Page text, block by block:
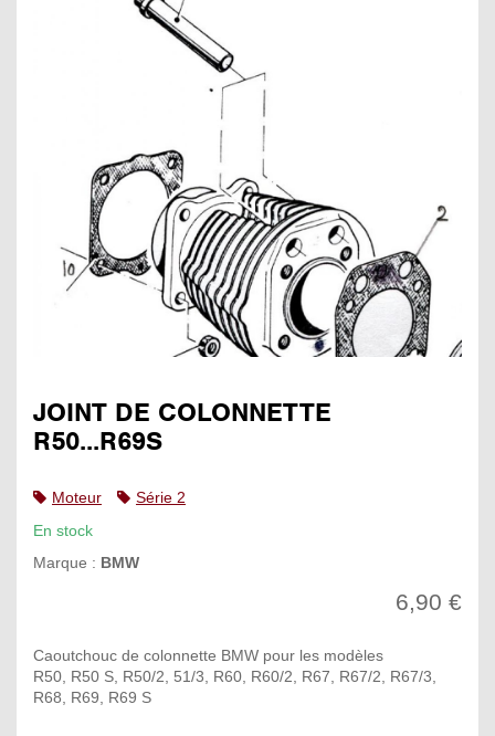
JOINT DE COLONNETTE
R50...R69S
Moteur
Série 2
En stock
Marque : BMW
6,90 €
Caoutchouc de colonnette BMW pour les modèles
R50, R50 S, R50/2, 51/3, R60, R60/2, R67, R67/2, R67/3,
R68, R69, R69 S